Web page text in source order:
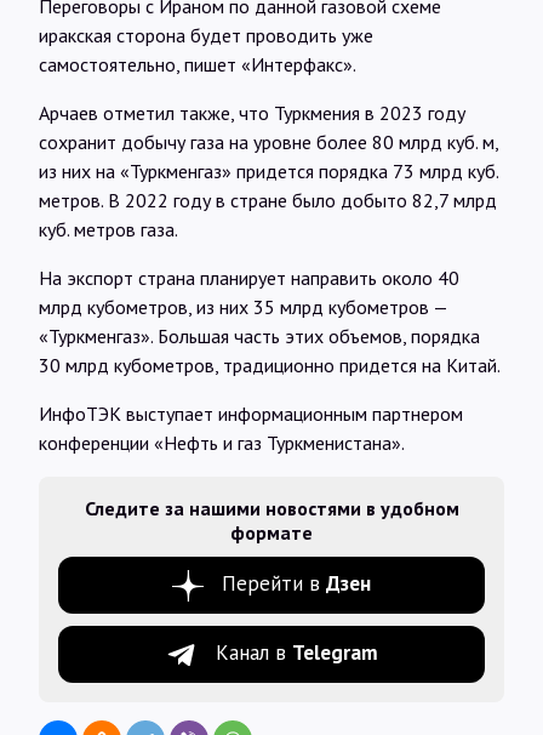
Переговоры с Ираном по данной газовой схеме
иракская сторона будет проводить уже
самостоятельно, пишет «Интерфакс».
Арчаев отметил также, что Туркмения в 2023 году
сохранит добычу газа на уровне более 80 млрд куб. м,
из них на «Туркменгаз» придется порядка 73 млрд куб.
метров. В 2022 году в стране было добыто 82,7 млрд
куб. метров газа.
На экспорт страна планирует направить около 40
млрд кубометров, из них 35 млрд кубометров —
«Туркменгаз». Большая часть этих объемов, порядка
30 млрд кубометров, традиционно придется на Китай.
ИнфоТЭК выступает информационным партнером
конференции «Нефть и газ Туркменистана».
Следите за нашими новостями в удобном
формате
Перейти в Дзен
Канал в Telegram